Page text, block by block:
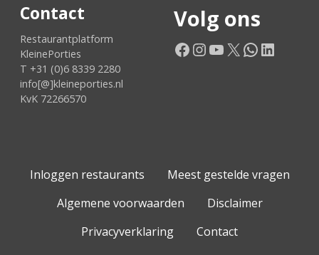
Contact
Restaurantplatform
KleinePorties
T +31 (0)6 8339 2280
info[@]kleineporties.nl
KvK 72266570
Volg ons
Facebook InstagramYouTube X WhatsApp LinkedIn
Inloggen restaurants
Meest gestelde vragen
Algemene voorwaarden
Disclaimer
Privacyverklaring
Contact